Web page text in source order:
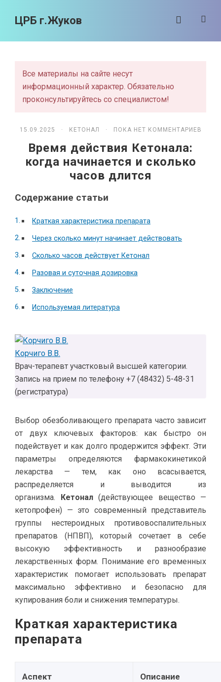
ЦРБ г.Жуков
Все материалы на сайте несут
информационный характер. Обязательно
проконсультируйтесь со специалистом!
15.09.2025 · КЕТОНАЛ · ПОКА НЕТ КОММЕНТАРИЕВ
Время действия Кетонала:
когда начинается и сколько
часов длится
Содержание статьи
Краткая характеристика препарата
Через сколько минут начинает действовать
Сколько часов действует Кетонал
Разовая и суточная дозировка
Заключение
Используемая литература
Корчиго В.В.
Врач-терапевт участковый высшей категории.
Запись на прием по телефону +7 (48432) 5-48-31
(регистратура)
Выбор обезболивающего препарата часто зависит
от двух ключевых факторов: как быстро он
подействует и как долго продержится эффект. Эти
параметры определяются фармакокинетикой
лекарства — тем, как оно всасывается,
распределяется и выводится из
организма. Кетонал(действующее вещество —
кетопрофен) — это современный представитель
группы нестероидных противовоспалительных
препаратов (НПВП), который сочетает в себе
высокую эффективность и разнообразие
лекарственных форм. Понимание его временных
характеристик помогает использовать препарат
максимально эффективно и безопасно для
купирования боли и снижения температуры.
Краткая характеристика
препарата
Аспект Описание